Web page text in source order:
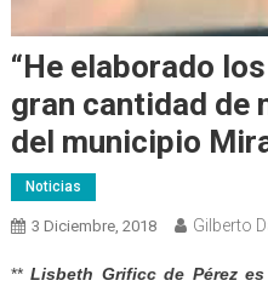
“He elaborado
gran cantidad de
del municipio
Noticias
3 Diciembre, 2018 Gilberto
**Lisbeth Grificc de Pérez